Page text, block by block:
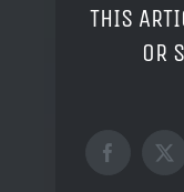
THIS
OR
Facebook
X